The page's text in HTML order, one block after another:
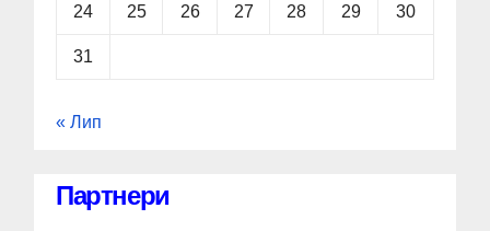
24 25 26 27 28 29 30
31
« Лип
Партнери